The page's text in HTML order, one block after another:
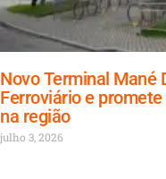
Novo Terminal Mané
Ferroviário e
na região
julho 3, 2026